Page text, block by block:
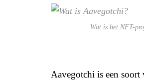
Wat is het NFT-
Aavegotchi is een